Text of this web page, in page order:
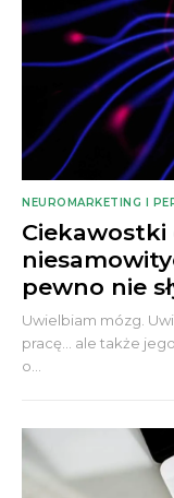
NEUROMARKETING I
Ciekawostki
pewno nie
Uwielbiam mózg.
pracę... ale także
o...